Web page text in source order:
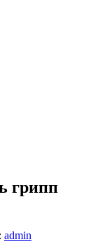
грипп
admin